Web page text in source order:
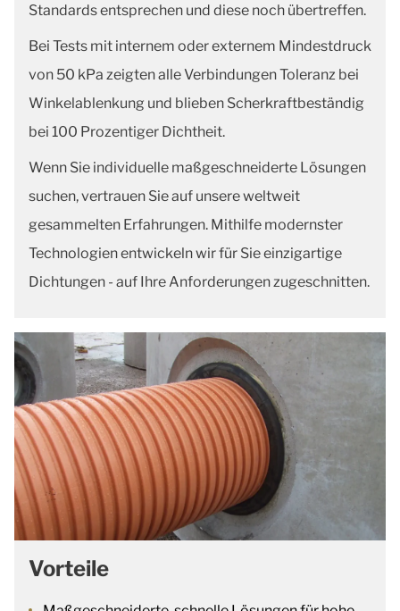
Standards entsprechen und diese noch übertreffen.
Bei Tests mit internem oder externem Mindestdruck
von 50 kPa zeigten alle Verbindungen Toleranz bei
Winkelablenkung und blieben Scherkraftbeständig
bei 100 Prozentiger Dichtheit.
Wenn Sie individuelle maßgeschneiderte Lösungen
suchen, vertrauen Sie auf unsere weltweit
gesammelten Erfahrungen. Mithilfe modernster
Technologien entwickeln wir für Sie einzigartige
Dichtungen - auf Ihre Anforderungen zugeschnitten.
Vorteile